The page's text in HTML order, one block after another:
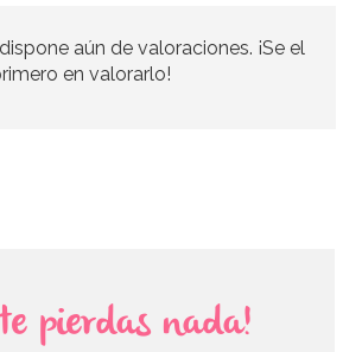
2,50€
aún de valoraciones. ¡Se el
en valorarlo!
te pierdas nada!